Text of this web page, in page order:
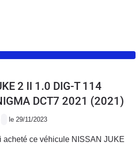
2 II 1.0 DIG-T 114
DCT7 2021 (2021)
le 29/11/2023
ce véhicule NISSAN JUKE